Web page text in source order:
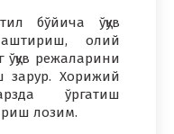
бўйича ўқув
олий
режаларини
зарур. Хорижий
ўргатиш
лозим.